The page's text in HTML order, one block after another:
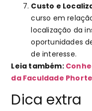
Custo e
curso em
localização da
oportunidades
de interesse.
Leia também:
da Faculdade
Dica extra